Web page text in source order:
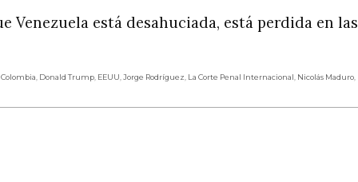
Venezuela está desahuciada, está perdida en las
Colombia, Donald Trump, EEUU,Jorge Rodríguez, La Corte Penal Internacional, Nicolás Maduro,